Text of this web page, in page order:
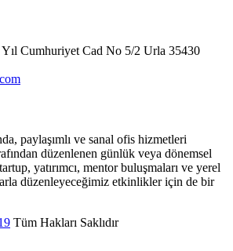
Cumhuriyet Cad No 5/2 Urla 35430
paylaşımlı ve sanal ofis hizmetleri
düzenlenen günlük veya dönemsel
yatırımcı, mentor buluşmaları ve yerel
düzenleyeceğimiz etkinlikler için de bir
Tüm Hakları Saklıdır